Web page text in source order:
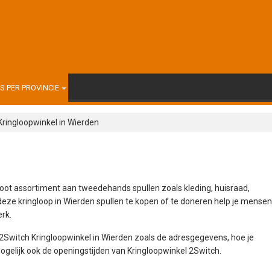
PER PROVINCIE
in Wierden
assortiment aan tweedehands spullen zoals kleding, huisraad,
kringloop in Wierden spullen te kopen of te doneren help je mensen
Kringloopwinkel in Wierden zoals de adresgegevens, hoe je
ook de openingstijden van Kringloopwinkel 2Switch.